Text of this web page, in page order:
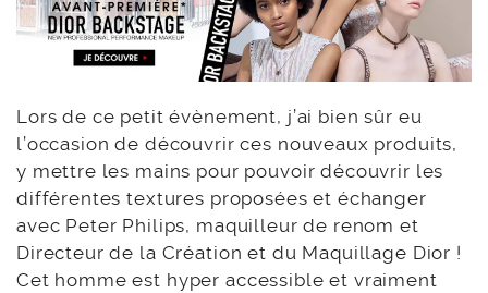
Lors de ce petit évènement, j’ai bien sûr eu
l’occasion de découvrir ces nouveaux produits,
y mettre les mains pour pouvoir découvrir les
différentes textures proposées et échanger
avec Peter Philips, maquilleur de renom et
Directeur de la Création et du Maquillage Dior !
Cet homme est hyper accessible et vraiment